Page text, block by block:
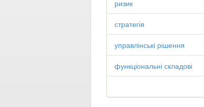
ризик
стратегія
управлінські рішення
функціональні складові